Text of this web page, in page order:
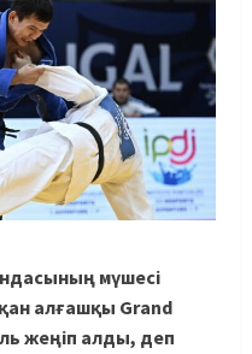
мүшесі
алғашқы Grand
жеңіп алды, деп